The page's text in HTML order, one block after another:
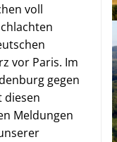
voll
vor Paris. Im
gegen
diesen
Meldungen